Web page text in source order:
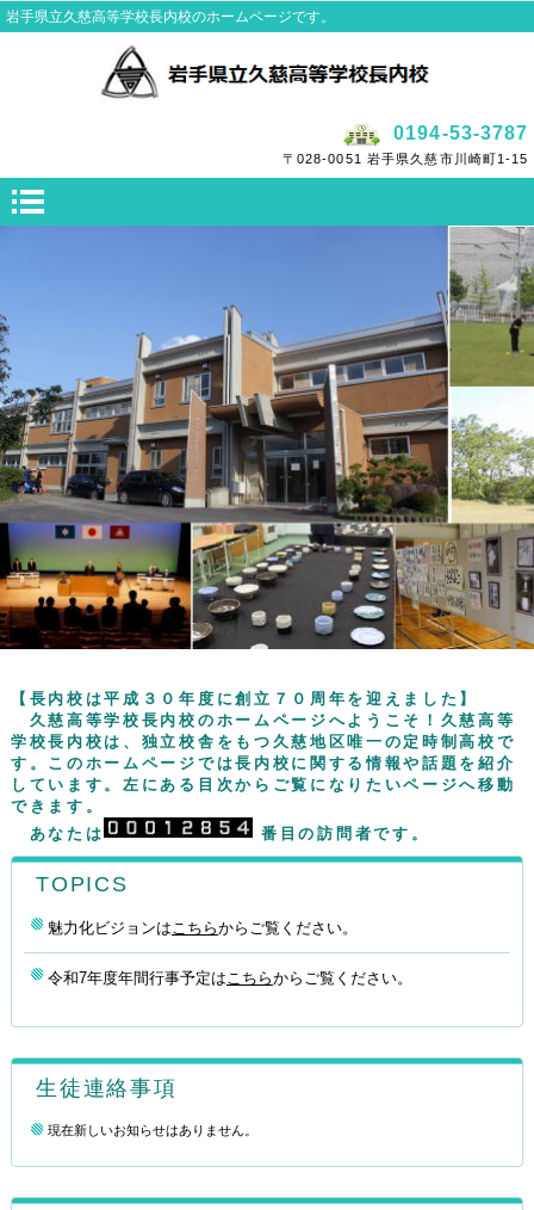
岩手県立久慈高等学校長内校のホームページです。
0194-53-3787
〒028-0051 岩手県久慈市川崎町1-15
【長内校は平成３０年度に創立７０周年を迎えました】
久慈高等学校長内校のホームページへようこそ！久慈高等
学校長内校は、独立校舎をもつ久慈地区唯一の定時制高校で
す。このホームページでは長内校に関する情報や話題を紹介
しています。左にある目次からご覧になりたいページへ移動
できます。
あなたは
番目の訪問者です。
TOPICS
魅力化ビジョンはこちらからご覧ください。
令和7年度年間行事予定はこちらからご覧ください。
生徒連絡事項
現在新しいお知らせはありません。